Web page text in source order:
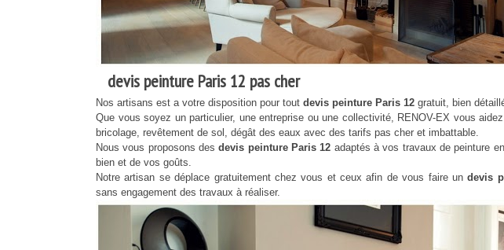
devis peinture Paris 12 pas cher
Nos artisans est a votre disposition pour tout devis peinture Paris 12 gratuit, bien
Que vous soyez un particulier, une entreprise ou une collectivité, RENOV-EX vous
bricolage, revêtement de sol, dégât des eaux avec des tarifs pas cher et imbattable.
Nous vous proposons desdevis peinture Paris 12 adaptés à vos travaux de peinture
bien et de vos goûts.
Notre artisan se déplace gratuitement chez vous et ceux afin de vous faire undevis
sans engagement des travaux à réaliser.